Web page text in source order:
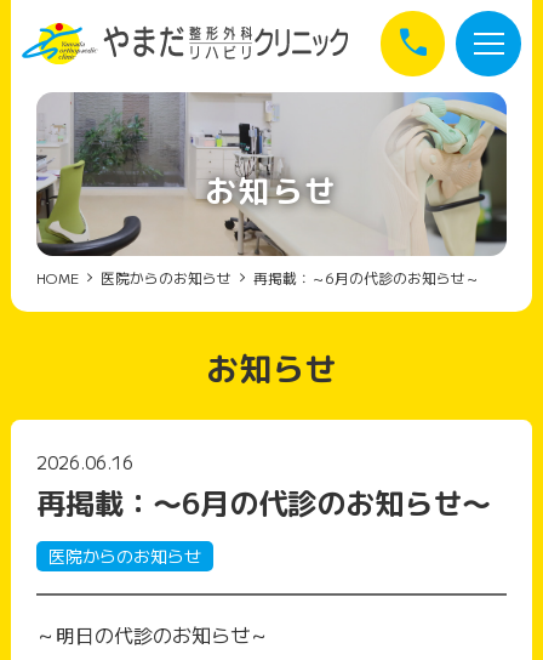
call
お知らせ
HOME 医院からのお知らせ 再掲載：～6月の代診のお知らせ～
お知らせ
2026.06.16
再掲載：～6月の代診のお知らせ～
医院からのお知らせ
～明日の代診のお知らせ～